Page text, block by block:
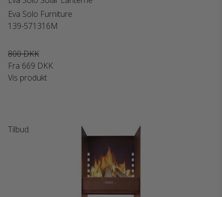
Eva Solo Furniture
139-571316M
800 DKK
Fra 669 DKK
Vis produkt
Tilbud